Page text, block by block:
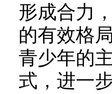
形成合力
的有效格
青少年的
式，进一